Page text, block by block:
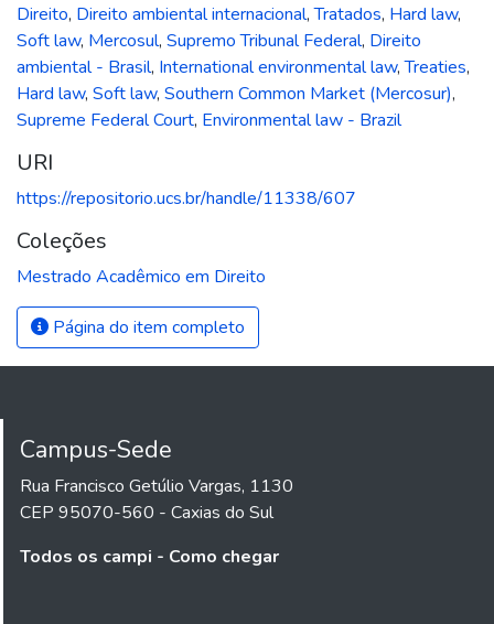
Direito, Direito ambiental internacional,Tratados, Hard law,
Soft law, Mercosul, Supremo Tribunal Federal, Direito
ambiental - Brasil, International environmental law,Treaties,
Hard law, Soft law, Southern Common Market (Mercosur),
Supreme Federal Court, Environmental law - Brazil
URI
https://repositorio.ucs.br/handle/11338/607
Coleções
Mestrado Acadêmico em Direito
Página do item completo
Campus-Sede
Rua Francisco Getúlio Vargas, 1130
CEP 95070-560 - Caxias do Sul
Todos os campi - Como chegar